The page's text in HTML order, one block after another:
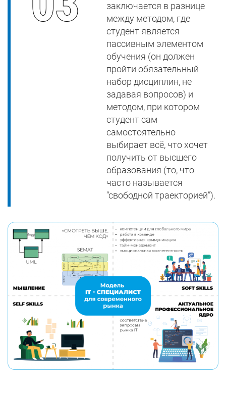
заключается в разнице
между методом, где
студент является
пассивным элементом
обучения (он должен
пройти обязательный
набор дисциплин, не
задавая вопросов) и
методом, при котором
студент сам
самостоятельно
выбирает всё, что хочет
получить от высшего
образования (то, что
часто называется
“свободной траекторией”).